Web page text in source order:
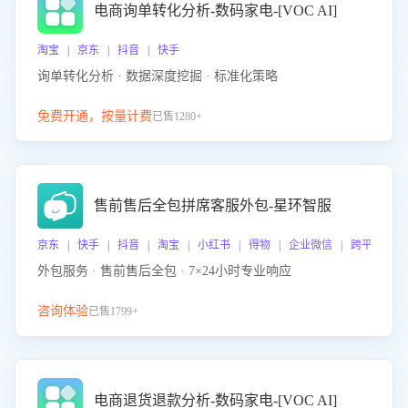
电商询单转化分析-数码家电-[VOC AI]
淘宝 | 京东 | 抖音 | 快手
询单转化分析 · 数据深度挖掘 · 标准化策略
免费开通，按量计费已售1280+
售前售后全包拼席客服外包-星环智服
京东 | 快手 | 抖音 | 淘宝 | 小红书 | 得物 | 企业微信 | 跨平台
外包服务 · 售前售后全包 · 7×24小时专业响应
咨询体验已售1799+
电商退货退款分析-数码家电-[VOC AI]